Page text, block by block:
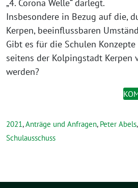
„4. Corona Welle“ darlegt.
Insbesondere in Bezug auf die,
Kerpen, beeinflussbaren
Gibt es für die Schulen
seitens der Kolpingstadt Kerpen
werden?
2021,Anträge und Anfragen, Peter Abels,
Schulausschuss